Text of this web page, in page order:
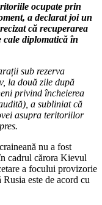
ocupate prin
a declarat joi un
că recuperarea
cale diplomatică în
sub rezerva
la două zile după
privind încheierea
a subliniat că
asupra teritoriilor
nu a fost
cadrul cărora Kievul
a focului provizorie
este de acord cu